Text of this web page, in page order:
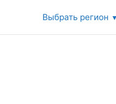
Выбрать регион